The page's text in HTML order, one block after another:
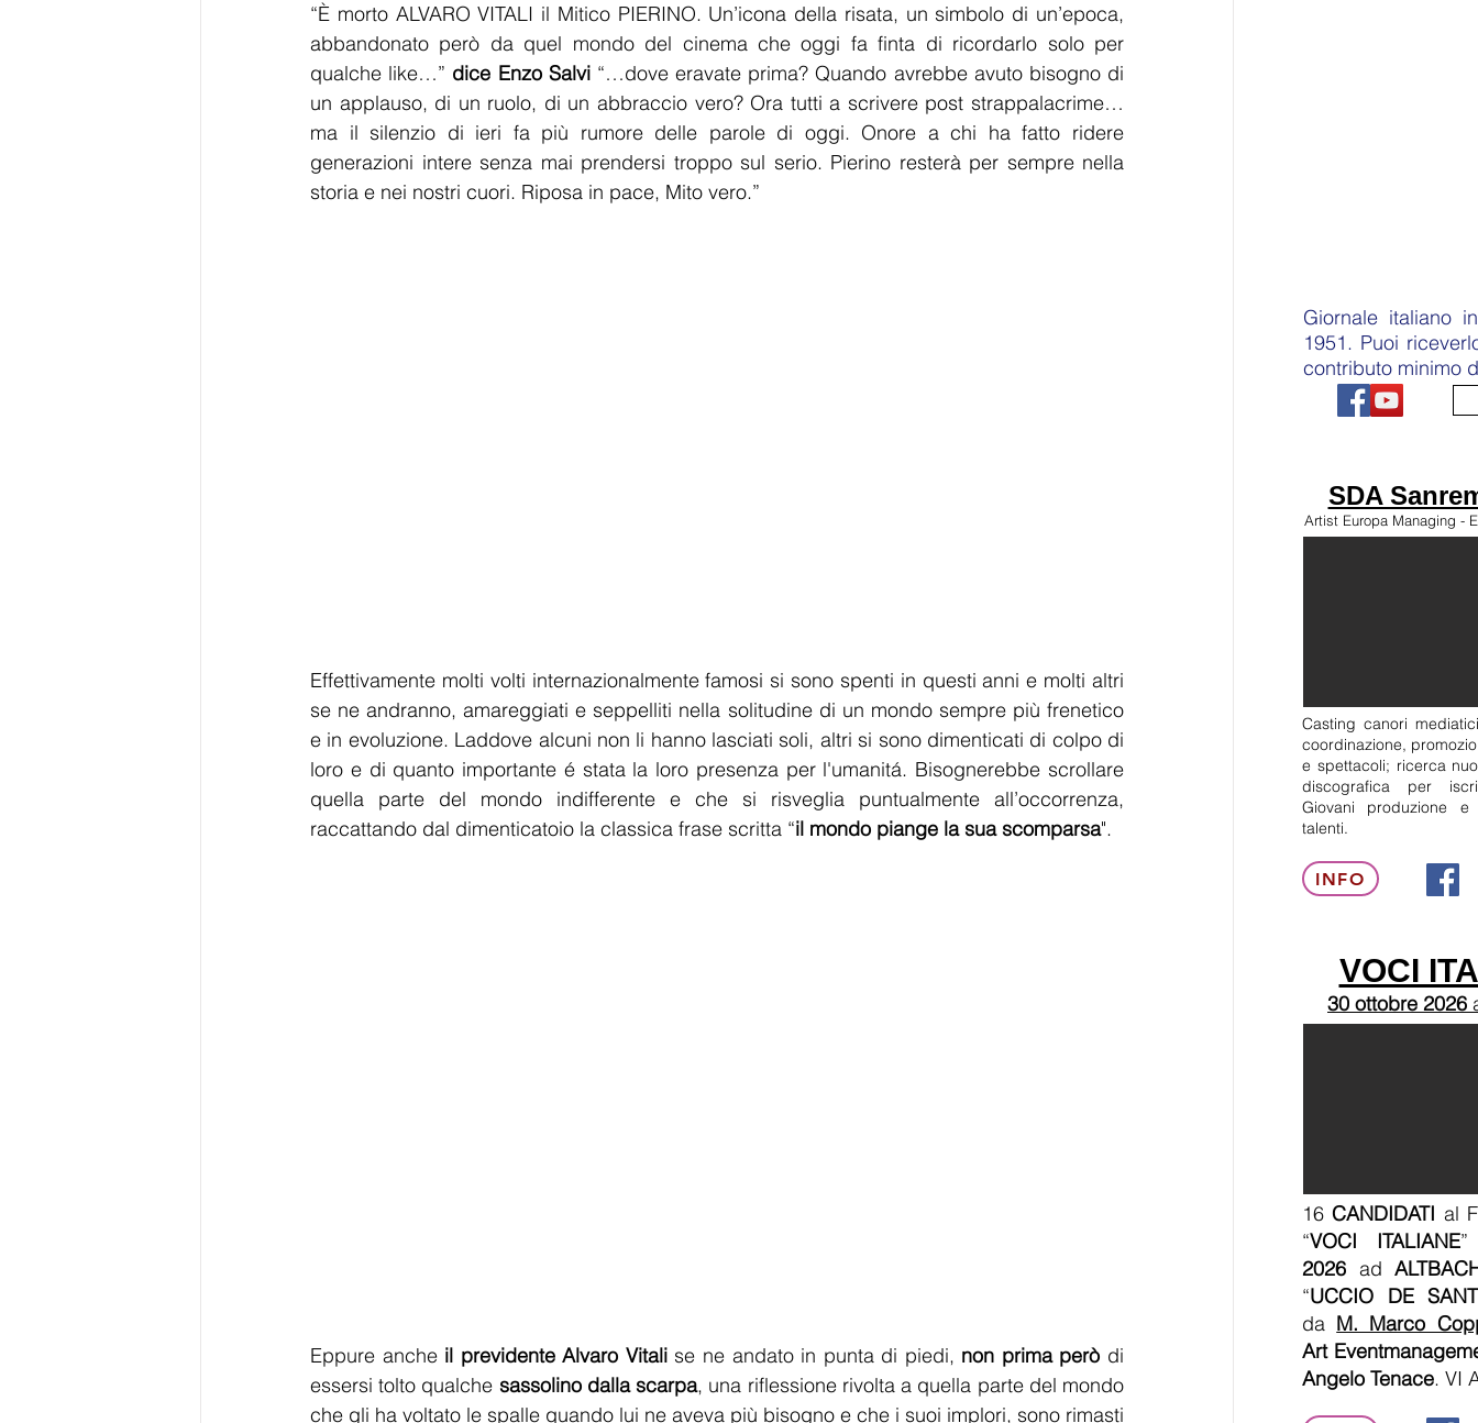
“È morto ALVARO VITALI il Mitico PIERINO. Un’icona della risata, un simbolo di un’epoca,
abbandonato però da quel mondo del cinema che oggi fa finta di ricordarlo solo per
qualche like…” dice Enzo Salvi “…dove eravate prima? Quando avrebbe avuto bisogno di
un applauso, di un ruolo, di un abbraccio vero? Ora tutti a scrivere post strappalacrime…
ma il silenzio di ieri fa più rumore delle parole di oggi. Onore a chi ha fatto ridere
generazioni intere senza mai prendersi troppo sul serio. Pierino resterà per sempre nella
storia e nei nostri cuori. Riposa in pace, Mito vero.”
Effettivamente molti volti internazionalmente famosi si sono spenti in questi anni e molti altri
se ne andranno, amareggiati e seppelliti nella solitudine di un mondo sempre più frenetico
e in evoluzione. Laddove alcuni non li hanno lasciati soli, altri si sono dimenticati di colpo di
loro e di quanto importante é stata la loro presenza per l'umanitá. Bisognerebbe scrollare
quella parte del mondo indifferente e che si risveglia puntualmente all’occorrenza,
raccattando dal dimenticatoio la classica frase scritta “il mondo piange la sua scomparsa".
Eppure anche il previdente Alvaro Vitali se ne andato in punta di piedi, non prima però di
essersi tolto qualche sassolino dalla scarpa, una riflessione rivolta a quella parte del mondo
che gli ha voltato le spalle quando lui ne aveva più bisogno e che i suoi implori, sono rimasti
Giornale italiano
1951. Puoi
contributo minimo
SDA
Artist Europa Managing -
Casting canori
coordinazione,
e spettacoli; ricerca
discografica per
Giovani produzione e
talenti.
INFO
VOCI
30 ottobre 2026
16CANDIDATI al
“VOCI ITALIANE
2026 ad
“UCCIO DE
da M. Marco
Art
Angelo Tenace. VI